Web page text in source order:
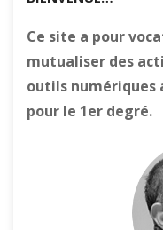
Ce site a pour
mutualiser des
outils numériques
pour le 1er degré.